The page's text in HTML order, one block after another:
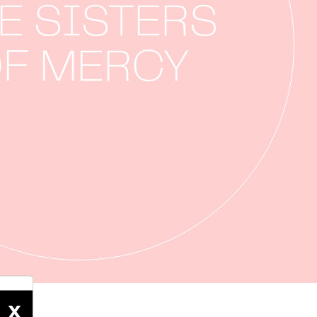
SISTERS
MERCY
X